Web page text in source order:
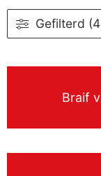
Gefilterd
Braif